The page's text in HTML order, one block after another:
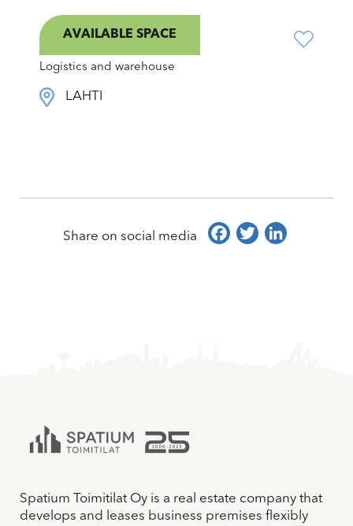
AVAILABLE SPACE
Mukkulankatu 18
Logistics and warehouse
LAHTI
Share on social media Facebook
Twitter
Spatium Toimitilat Oy is a real estate company that
develops and leases business premises flexibly